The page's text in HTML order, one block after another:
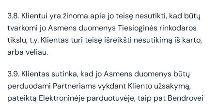
3.8. Klientui yra žinoma apie jo teisę nesutikti, kad būtų
tvarkomi jo Asmens duomenys Tiesioginės rinkodaros
tikslu, t.y. Klientas turi teisę išreikšti nesutikimą iš karto,
arba vėliau.
3.9. Klientas sutinka, kad jo Asmens duomenys būtų
perduodami Partneriams vykdant Kliento užsakymą,
pateiktą Elektroninėje parduotuvėje, taip pat Bendrovei